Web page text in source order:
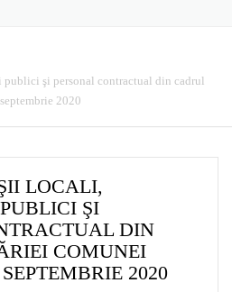
şi personal contractual din cadrul
2020
LOCALI,
ŞI
DIN
COMUNEI
2020